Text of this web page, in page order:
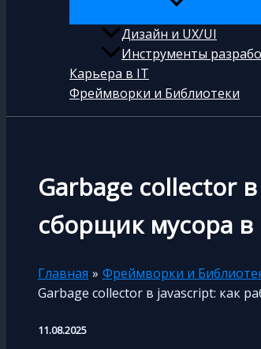
Дизайн и UX/UI
Инструменты
Карьера в IT
Фреймворки и Библиотеки
Garbage collector
сборщик мусора в
Главная
Фреймворки и
Garbage collector в javascript: как
11.08.2025